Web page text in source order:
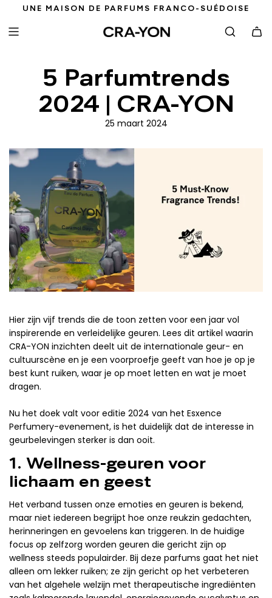
UNE MAISON DE PARFUMS FRANCO-SUÉDOISE
5 Parfumtrends
2024 | CRA-YON
25 maart 2024
Hier zijn vijf trends die de toon zetten voor een jaar vol
inspirerende en verleidelijke geuren. Lees dit artikel waarin
CRA-YON inzichten deelt uit de internationale geur- en
cultuurscène en je een voorproefje geeft van hoe je op je
best kunt ruiken, waar je op moet letten en wat je moet
dragen.
Nu het doek valt voor editie 2024 van het Esxence
Perfumery-evenement, is het duidelijk dat de interesse in
geurbelevingen sterker is dan ooit.
1. Wellness-geuren voor
lichaam en geest
Het verband tussen onze emoties en geuren is bekend,
maar niet iedereen begrijpt hoe onze reukzin gedachten,
herinneringen en gevoelens kan triggeren. In de huidige
focus op zelfzorg worden geuren die gericht zijn op
wellness steeds populairder. Bij deze parfums gaat het niet
alleen om lekker ruiken; ze zijn gericht op het verbeteren
van het algehele welzijn met therapeutische ingrediënten